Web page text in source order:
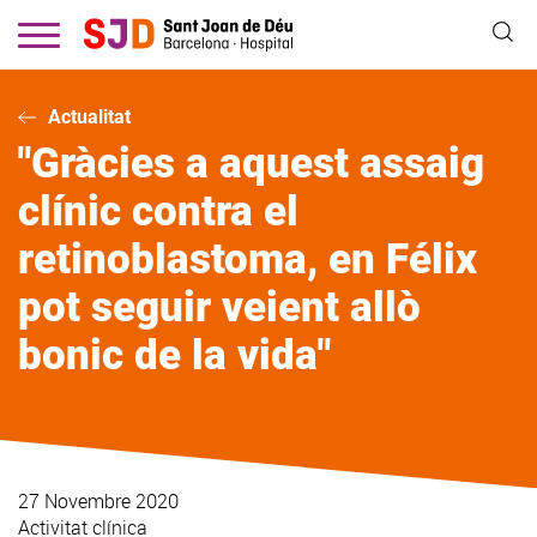
contingut
Actualitat
"Gràcies a aquest assaig
clínic contra el
retinoblastoma, en Félix
pot seguir veient allò
bonic de la vida"
27 Novembre 2020
Activitat clínica